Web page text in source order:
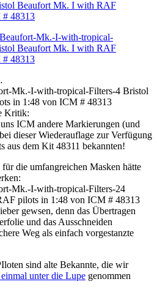
Kritik:
ICM andere Markierungen (und
dieser Wiederauflage zur Verfügung
aus dem Kit 48311 bekannten!
die umfangreichen Masken hätte
gewsen, denn das Übertragen
und das Ausschneiden
Weg als einfach vorgestanzte
sind alte Bekannte, die wir
unter die Lupe genommen